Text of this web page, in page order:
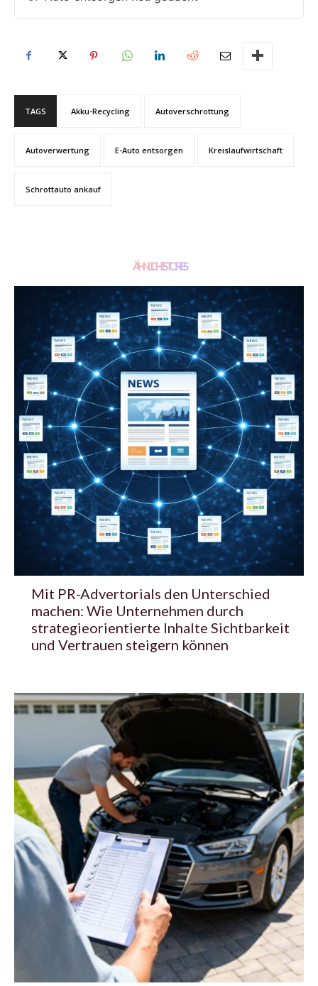
TAGS Akku-Recycling Autoverschrottung
Autoverwertung E-Auto entsorgen Kreislaufwirtschaft
Schrottauto ankauf
ÄHNLICHE STORIES
Mit PR-Advertorials den Unterschied
machen: Wie Unternehmen durch
strategieorientierte Inhalte Sichtbarkeit
und Vertrauen steigern können